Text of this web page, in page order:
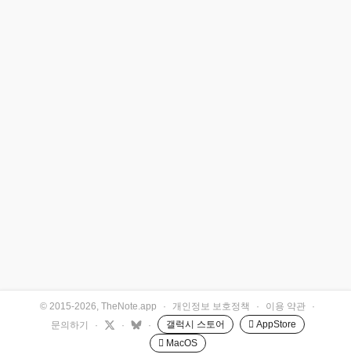
© 2015-2026, TheNote.app · 개인정보 보호정책 · 이용 약관
·
문의하기
· · · 갤럭시 스토어
 AppStore
 MacOS